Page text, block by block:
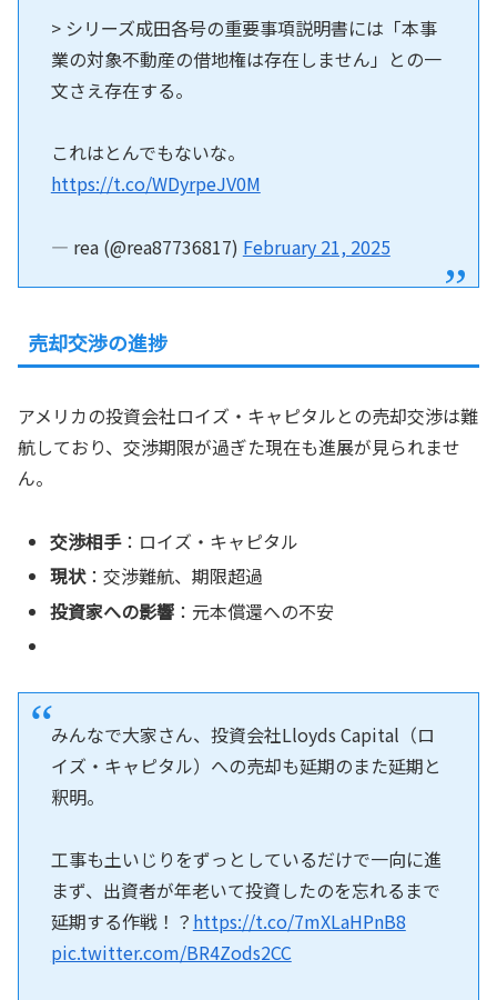
> シリーズ成田各号の重要事項説明書には「本事
業の対象不動産の借地権は存在しません」との一
文さえ存在する。
これはとんでもないな。
https://t.co/WDyrpeJV0M
— rea (@rea87736817) February 21, 2025
売却交渉の進捗
アメリカの投資会社ロイズ・キャピタルとの売却交渉は難
航しており、交渉期限が過ぎた現在も進展が見られませ
ん。
交渉相手：ロイズ・キャピタル
現状：交渉難航、期限超過
投資家への影響 ：元本償還への不安
みんなで大家さん、投資会社Lloyds Capital（ロ
イズ・キャピタル）への売却も延期のまた延期と
釈明。
工事も土いじりをずっとしているだけで一向に進
まず、出資者が年老いて投資したのを忘れるまで
延期する作戦！？ https://t.co/7mXLaHPnB8
pic.twitter.com/BR4Zods2CC